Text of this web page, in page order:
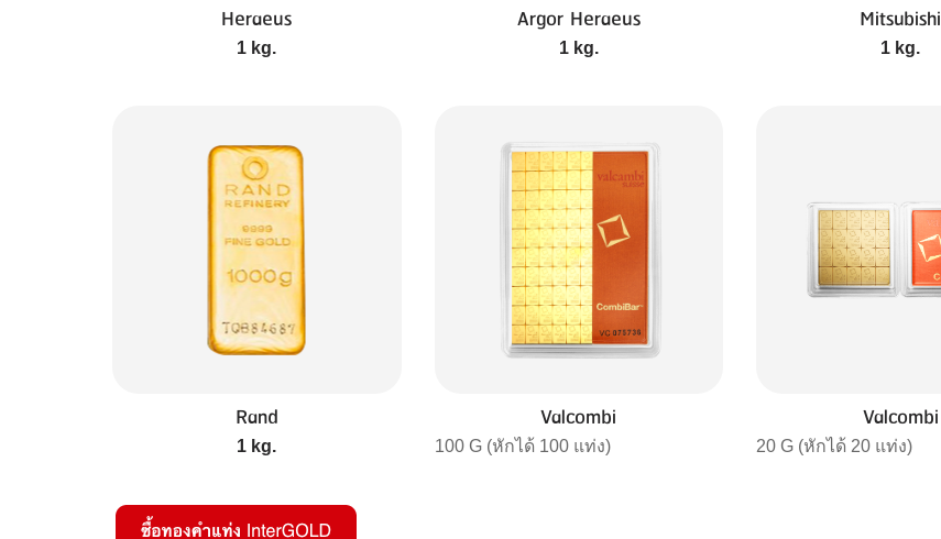
Heraeus
1 kg.
Argor Heraeus
1 kg.
Mitsubishi
1 kg.
Rand
1 kg.
Valcombi
100 G (หักได้ 100 แท่ง)
Valcombi
20 G (หักได้ 20 แท่ง)